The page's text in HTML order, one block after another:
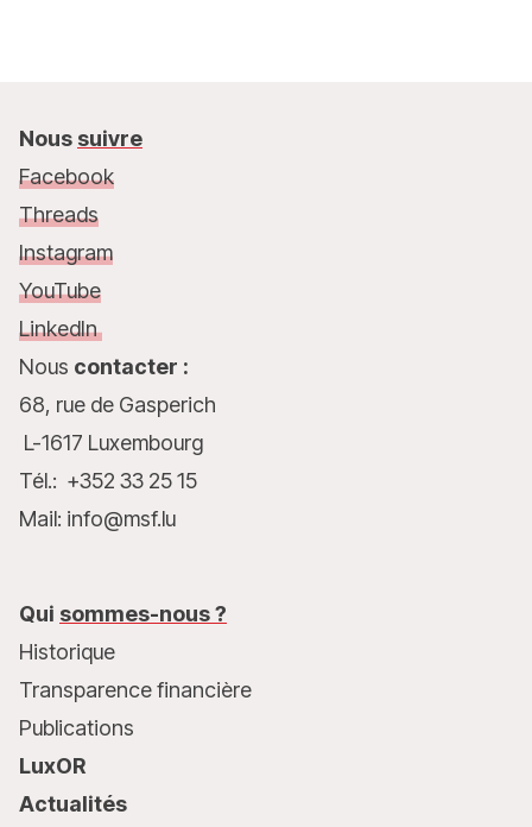
Nous suivre
Facebook
Threads
Instagram
YouTube
LinkedIn
Nous contacter :
68, rue de Gasperich
L-1617 Luxembourg
Tél.: +352 33 25 15
Mail: info@msf.lu
Qui sommes-nous ?
Historique
Transparence financière
Publications
LuxOR
Actualités